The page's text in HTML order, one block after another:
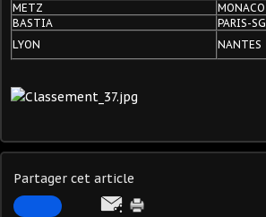
METZ
MONACO
BASTIA
PARIS-SG
LYON
NANTES
Partager cet article